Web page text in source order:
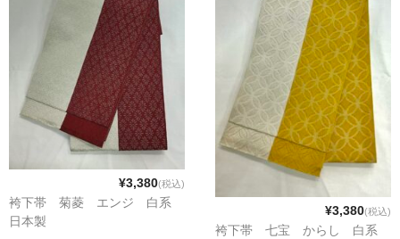
¥3,380(税込)
袴下帯 菊菱 エンジ 白系
日本製
¥3,380(税込)
袴下帯 七宝 からし 白系